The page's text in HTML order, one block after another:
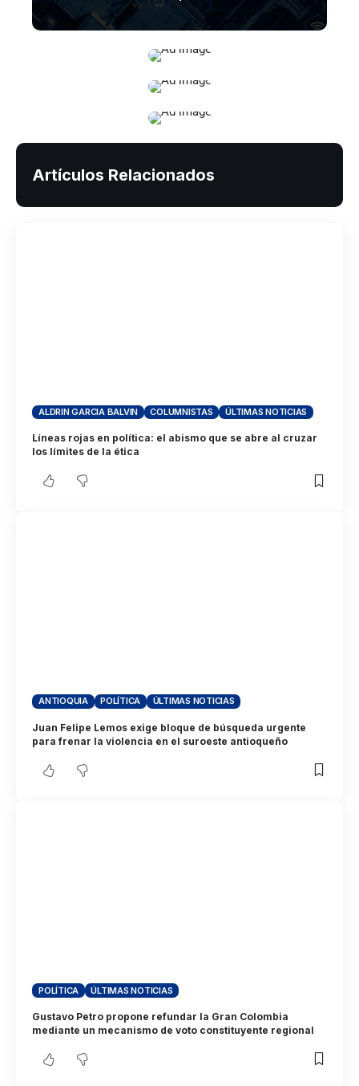
Artículos Relacionados
ALDRIN GARCIA BALVIN COLUMNISTAS ÚLTIMAS NOTICIAS
Líneas rojas en política: el abismo que se abre al cruzar
los límites de la ética
ANTIOQUIA POLÍTICA ÚLTIMAS NOTICIAS
Juan Felipe Lemos exige bloque de búsqueda urgente
para frenar la violencia en el suroeste antioqueño
POLÍTICA ÚLTIMAS NOTICIAS
Gustavo Petro propone refundar la Gran Colombia
mediante un mecanismo de voto constituyente regional